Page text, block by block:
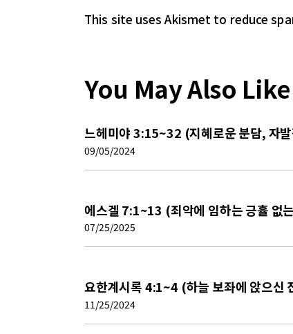
This site uses Akismet to reduce
You May Also Like
느헤미야 3:15~32 (지혜로운 분담, 자
09/05/2024
에스겔 7:1~13 (죄악에 임하는 긍휼 없
07/25/2025
요한계시록 4:1~4 (하늘 보좌에 앉으신
11/25/2024